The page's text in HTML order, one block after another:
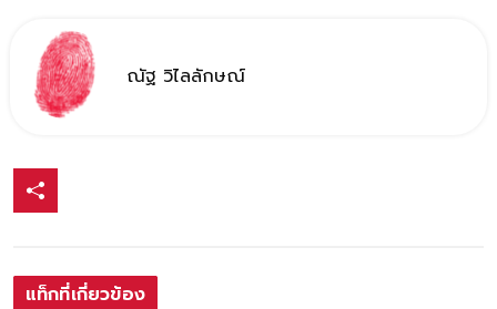
ณัฐ วิไลลักษณ์
แท็กที่เกี่ยวข้อง